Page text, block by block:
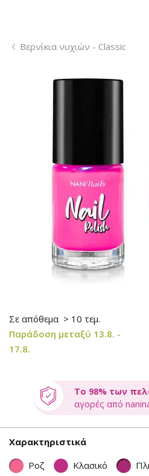
Βερνίκια νυχιών - Classic
Σε απόθεμα > 10 τεμ.
Παράδοση μεταξύ 13.8. -
17.8.
Το 98% των
αγορές από
Χαρακτηριστικά
Ροζ Κλασικό